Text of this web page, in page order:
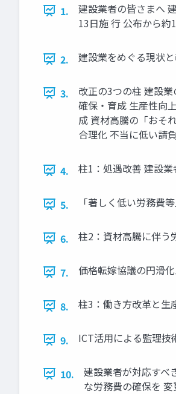
1.
建設業者の皆さまへ
13日施 行 公布から
2. 建設業をめぐる現状
3.
改正の3つの柱 建設
確保・育成 生産性向
成 資材高騰の「おそ
合理化 不当に低い請
4. 柱1：処遇改善 建設
5. 「著しく低い労務費
6. 柱2：資材高騰に伴う
7. 価格転嫁協議の円滑
8. 柱3：働き方改革と生
9. ICT活用による監理
10.
建設業者が対応すべ
な労務費の確保を